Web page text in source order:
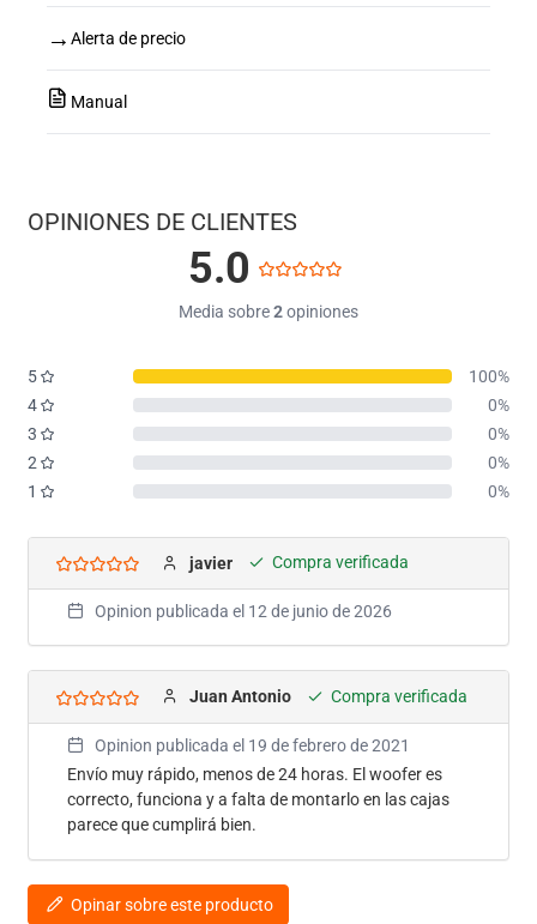
→ Alerta de precio
Manual
OPINIONES DE CLIENTES
5.0
Media sobre2opiniones
5
100%
4
0%
3
0%
2
0%
1
0%
javier Compra verificada
Opinion publicada el 12 de junio de 2026
Juan Antonio Compra verificada
Opinion publicada el 19 de febrero de 2021
Envío muy rápido, menos de 24 horas. El woofer es
correcto, funciona y a falta de montarlo en las cajas
parece que cumplirá bien.
Opinar sobre este producto